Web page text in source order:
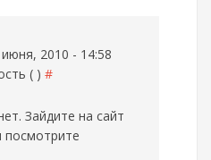
2010 - 14:58
( ) #
Зайдите на сайт
посмотрите